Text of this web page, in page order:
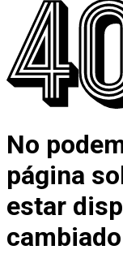
No
página
estar